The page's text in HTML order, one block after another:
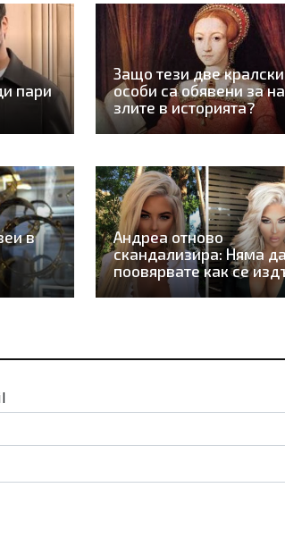
пари
Защо тези две кралски
особи са обявени за
злите в историята?
в
Андреа отново
скандализира: Няма
поовярвате как се